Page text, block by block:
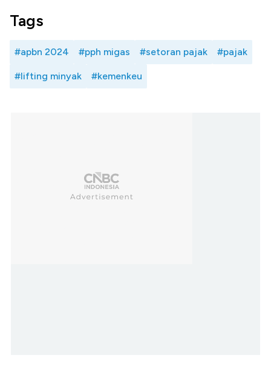
Tags
#apbn 2024 #pph migas #setoran pajak #pajak
#lifting minyak #kemenkeu